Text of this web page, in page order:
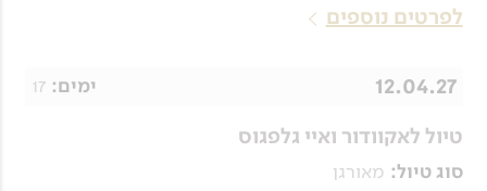
לפרטים נוספים
טיול לאקוודור ואיי גלפגוס
סוג טיול: מאורגן
12.04.27 ימים: 17